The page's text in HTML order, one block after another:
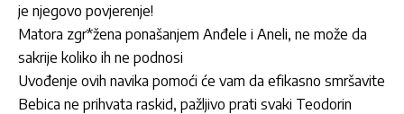
je njegovo povjerenje!
Matora zgr*žena ponašanjem Anđele i Aneli, ne može da
sakrije koliko ih ne podnosi
Uvođenje ovih navika pomoći će vam da efikasno smršavite
Bebica ne prihvata raskid, pažljivo prati svaki Teodorin